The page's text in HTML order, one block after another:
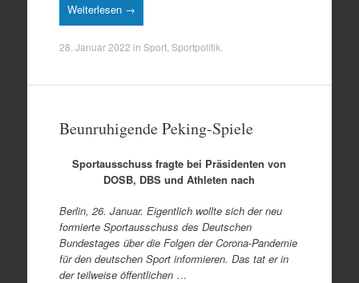
Weiterlesen →
28. Januar 2022 in Sport, Sportpolitik
Beunruhigende Peking-Spiele
Sportausschuss fragte bei Präsidenten von
DOSB, DBS und Athleten nach
Berlin, 26. Januar. Eigentlich wollte sich der neu
formierte Sportausschuss des Deutschen
Bundestages über die Folgen der Corona-Pandemie
für den deutschen Sport informieren. Das tat er in
der teilweise öffentlichen …